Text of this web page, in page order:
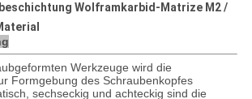
Wolframkarbid-Matrize M2 /
Werkzeuge wird die
Formgebung des Schraubenkopfes
sechseckig und achteckig sind die